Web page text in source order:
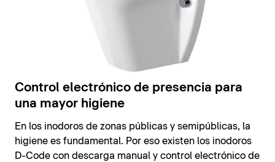
Control electrónico de presencia para
una mayor higiene
En los inodoros de zonas públicas y semipúblicas, la
higiene es fundamental. Por eso existen los inodoros
D-Code con descarga manual y control electrónico de